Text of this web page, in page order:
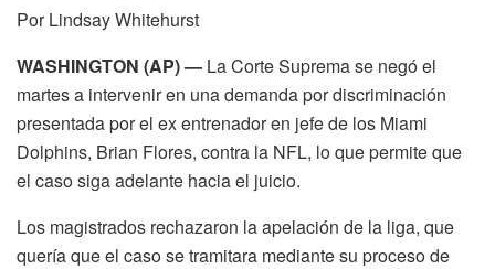
Por Lindsay Whitehurst
WASHINGTON (AP) — La Corte Suprema se negó el
martes a intervenir en una demanda por discriminación
presentada por el ex entrenador en jefe de los Miami
Dolphins, Brian Flores, contra la NFL, lo que permite que
el caso siga adelante hacia el juicio.
Los magistrados rechazaron la apelación de la liga, que
quería que el caso se tramitara mediante su proceso de